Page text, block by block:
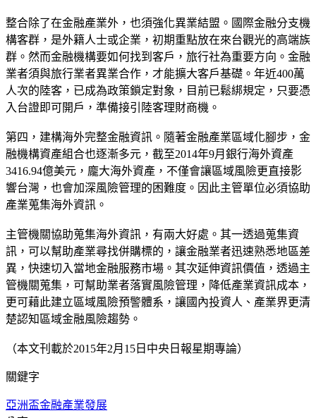
整合除了在金融產業外，也須強化異業結盟。國際金融分支機
構客群，是外籍人士或企業，初期重點放在來台觀光的高端族
群。然而金融機構要如何找到客戶，旅行社為重要方向。金融
業者須與旅行業者異業合作，才能擴大客戶基礎。年近400萬
人次的陸客，已成為政策鎖定對象，目前已鬆綁規定，只要憑
入台證即可開戶，準備接引陸客理財商機。
第四，建構海外完整金融資訊。隨著金融產業區域化腳步，金
融機構資產組合也逐漸多元，截至2014年9月銀行海外資產
3416.94億美元，龐大海外資產，不僅會讓區域風險更直接影
響台灣，也會加深風險管理的困難度。因此主管單位必須協助
產業蒐集海外資訊。
主管機關協助蒐集海外資訊，有兩大好處。其一透過蒐集資
訊，可以幫助產業尋找併購標的，讓金融業者迅速熟悉地區差
異，快速切入當地金融服務市場。其次延伸資訊價值，透過主
管機關蒐集，可幫助業者落實風險管理，降低產業資訊成本，
更可藉此建立區域風險預警體系，讓國內投資人、產業界更清
楚認知區域金融風險趨勢。
（本文刊載於2015年2月15日中央日報星期專論）
關鍵字
亞洲盃金融產業發展